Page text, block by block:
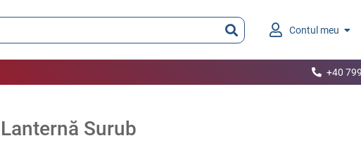
Contul meu
+40
Lanternă Surub